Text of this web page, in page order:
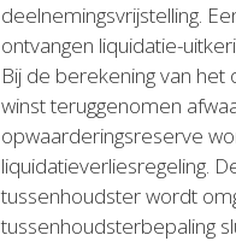
deelnemingsvrijstelling.
ontvangen liquidatie-
Bij de berekening van
winst teruggenomen
opwaarderingsreserve
liquidatieverliesregeling.
tussenhoudster wordt
tussenhoudsterbepaling